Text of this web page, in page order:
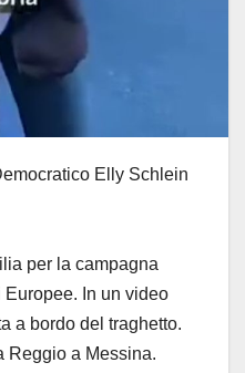
Elly Schlein
per la campagna
In un video
a bordo del traghetto.
Reggio a Messina.